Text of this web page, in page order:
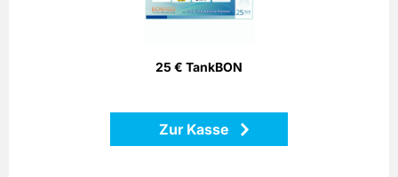
25 € TankBON
Zur Kasse
oder Internet gegen Gutschein an zahlreichen